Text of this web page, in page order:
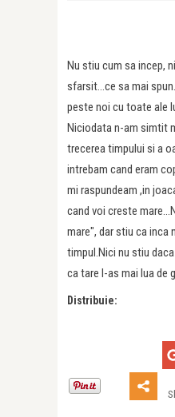
Nu stiu cum sa incep,
sfarsit…ce sa mai
peste noi cu toate ale
Niciodata n-am simtit
trecerea timpului si a
intrebam cand eram
mi raspundeam ,in
cand voi creste
mare", dar stiu ca inca
timpul.Nici nu stiu
ca tare l-as mai lua de
Distribuie: